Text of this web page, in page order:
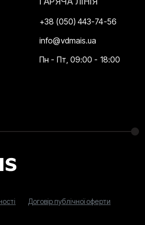
+38 (050) 443-74-56
info@vdmais.ua
Пн - Пт, 09:00 - 18:00
Договір публічної оферти